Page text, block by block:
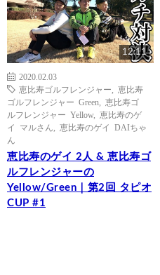
12:11
2020.02.03
恵比寿ゴルフレンジャー
恵比寿
ゴルフレンジャー Green
恵比寿ゴ
ルフレンジャー Yellow, 恵比寿のゲ
イ マルさん
恵比寿のゲイ DAIちゃ
ん
恵比寿のゲイ 2人 & 恵比寿ゴ
ルフレンジャーの
Yellow/Green｜第2回 タピオ
CUP #1